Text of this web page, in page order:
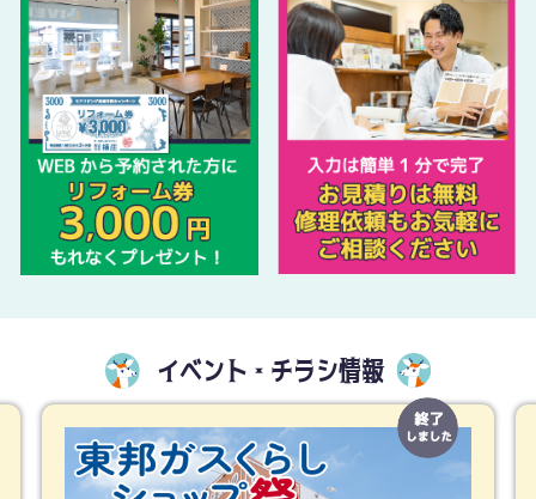
イベント・チラシ情報